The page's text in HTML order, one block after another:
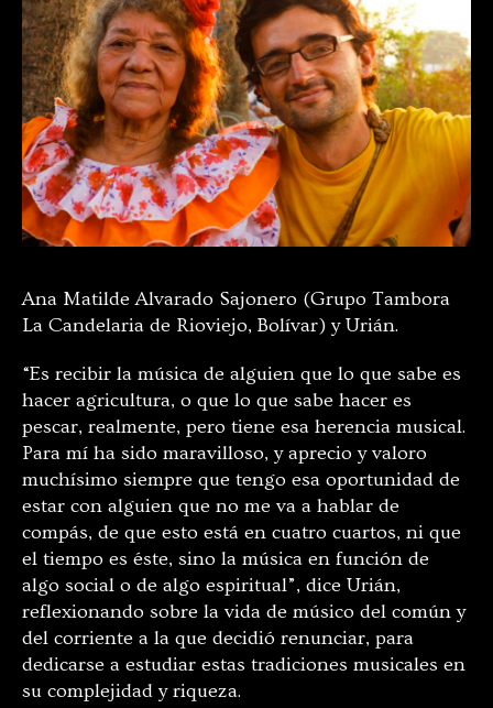
Ana Matilde Alvarado Sajonero (Grupo Tambora
La Candelaria de Rioviejo, Bolívar) y Urián.
“Es recibir la música de alguien que lo que sabe es
hacer agricultura, o que lo que sabe hacer es
pescar, realmente, pero tiene esa herencia musical.
Para mí ha sido maravilloso, y aprecio y valoro
muchísimo siempre que tengo esa oportunidad de
estar con alguien que no me va a hablar de
compás, de que esto está en cuatro cuartos, ni que
el tiempo es éste, sino la música en función de
algo social o de algo espiritual”, dice Urián,
reflexionando sobre la vida de músico del común y
del corriente a la que decidió renunciar, para
dedicarse a estudiar estas tradiciones musicales en
su complejidad y riqueza.